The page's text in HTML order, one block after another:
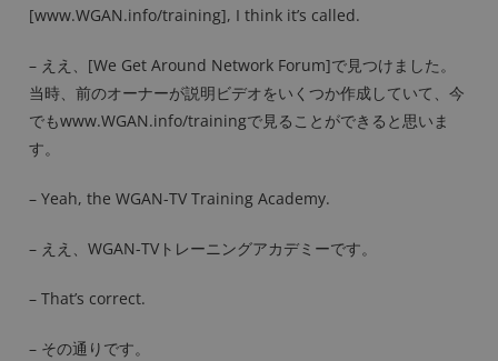
[www.WGAN.info/training], I think it’s called.
– ええ、[We Get Around Network Forum]で見つけました。
当時、前のオーナーが説明ビデオをいくつか作成していて、今
でもwww.WGAN.info/trainingで見ることができると思いま
す。
– Yeah, the WGAN-TV Training Academy.
– ええ、WGAN-TVトレーニングアカデミーです。
– That’s correct.
– その通りです。